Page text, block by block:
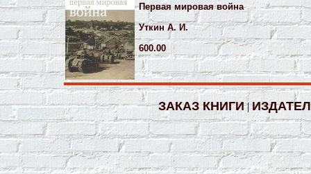
Первая мировая война
Уткин А. И.
600.00
ЗАКАЗ КНИГИ|